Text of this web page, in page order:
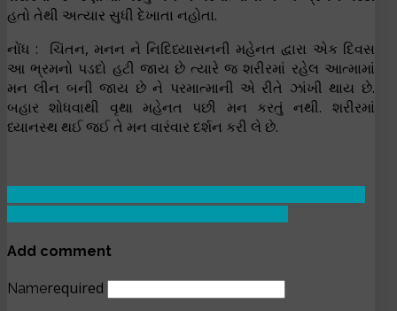
હતો તેથી અત્યાર સુધી દેખાતા નહોતા.
નોંધ : ચિંતન, મનન ને નિદિધ્યાસનની મહેનત દ્વારા એક દિવસ
આ ભ્રમનો પડદો હટી જાય છે ત્યારે જ શરીરમાં રહેલ આત્મામાં
મન લીન બની જાય છે ને પરમાત્માની એ રીતે ઝાંખી થાય છે.
બહાર શોધવાથી વૃથા મહેનત પછી મન કરતું નથી. શરીરમાં
ધ્યાનસ્થ થઈ જઈ તે મન વારંવાર દર્શન કરી લે છે.
Add comment
Namerequired